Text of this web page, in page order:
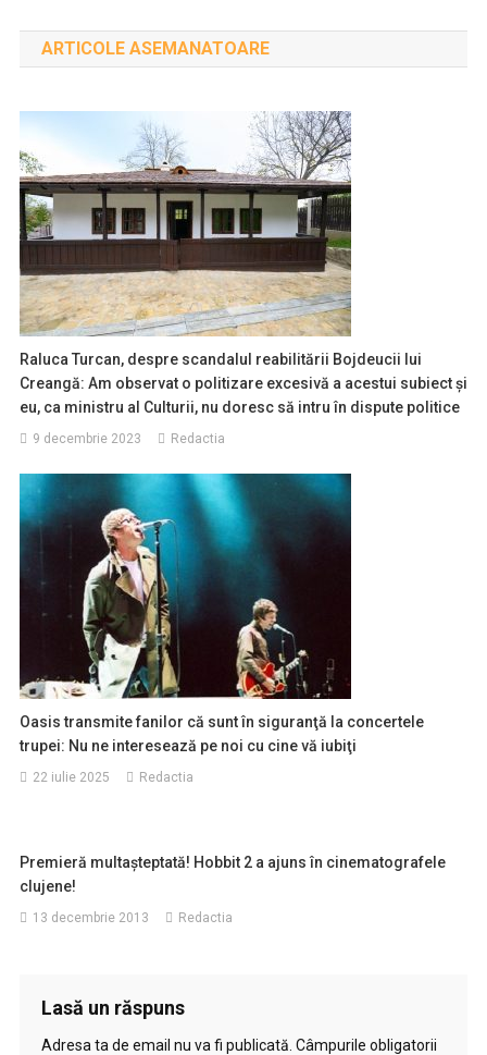
în
articole
ARTICOLE ASEMANATOARE
Raluca Turcan, despre scandalul reabilitării Bojdeucii lui
Creangă: Am observat o politizare excesivă a acestui subiect şi
eu, ca ministru al Culturii, nu doresc să intru în dispute politice
9 decembrie 2023 Redactia
Oasis transmite fanilor că sunt în siguranţă la concertele
trupei: Nu ne interesează pe noi cu cine vă iubiţi
22 iulie 2025 Redactia
Premieră multaşteptată! Hobbit 2 a ajuns în cinematografele
clujene!
13 decembrie 2013 Redactia
Lasă un răspuns
Adresa ta de email nu va fi publicată. Câmpurile obligatorii